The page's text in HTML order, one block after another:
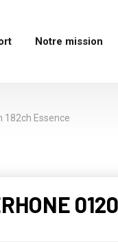
Notre mission
182ch Essence